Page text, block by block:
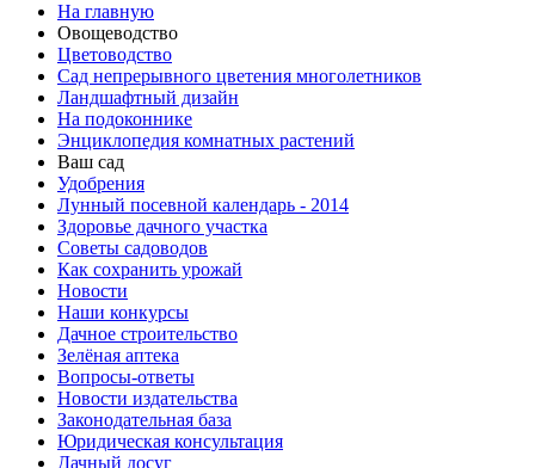
На главную
Овощеводство
Цветоводство
Сад непрерывного цветения многолетников
Ландшафтный дизайн
На подоконнике
Энциклопедия комнатных растений
Ваш сад
Удобрения
Лунный посевной календарь - 2014
Здоровье дачного участка
Советы садоводов
Как сохранить урожай
Новости
Наши конкурсы
Дачное строительство
Зелёная аптека
Вопросы-ответы
Новости издательства
Законодательная база
Юридическая консультация
Дачный досуг